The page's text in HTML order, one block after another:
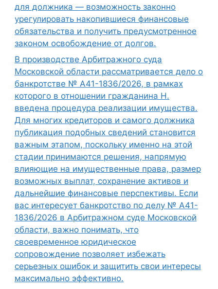
для должника — возможность законно
урегулировать накопившиеся финансовые
обязательства и получить предусмотренное
законом освобождение от долгов.
В производстве Арбитражного суда
Московской области рассматривается дело о
банкротстве № А41-1836/2026, в рамках
которого в отношении гражданина Н.
введена процедура реализации имущества.
Для многих кредиторов и самого должника
публикация подобных сведений становится
важным этапом, поскольку именно на этой
стадии принимаются решения, напрямую
влияющие на имущественные права, размер
возможных выплат, сохранение активов и
дальнейшие финансовые перспективы. Если
вас интересует банкротство по делу № А41-
1836/2026 в Арбитражном суде Московской
области, важно понимать, что
своевременное юридическое
сопровождение позволяет избежать
серьезных ошибок и защитить свои интересы
максимально эффективно.